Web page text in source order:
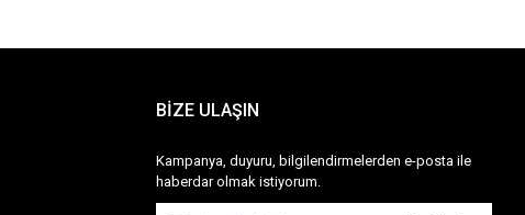
BİZE ULAŞIN
Kampanya, duyuru, bilgilendirmelerden e-posta ile
haberdar olmak istiyorum.